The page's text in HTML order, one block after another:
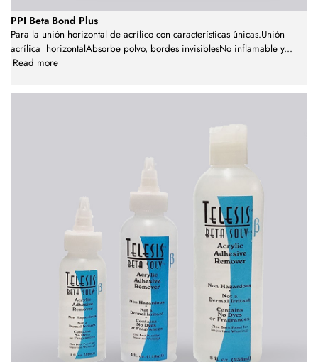
PPI Beta Bond Plus
Para la unión horizontal de acrílico con características únicas.Unión
acrílica horizontalAbsorbe polvo, bordes invisiblesNo inflamable y...
Read more